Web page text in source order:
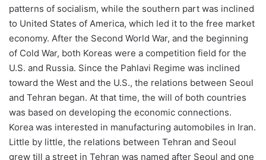
patterns of socialism, while the southern part was inclined
to United States of America, which led it to the free market
economy. After the Second World War, and the beginning
of Cold War, both Koreas were a competition field for the
U.S. and Russia. Since the Pahlavi Regime was inclined
toward the West and the U.S., the relations between Seoul
and Tehran began. At that time, the will of both countries
was based on developing the economic connections.
Korea was interested in manufacturing automobiles in Iran.
Little by little, the relations between Tehran and Seoul
grew till a street in Tehran was named after Seoul and one